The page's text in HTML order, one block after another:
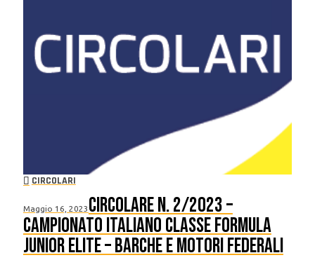
CIRCOLARI
Maggio 16, 2023Circolare n. 2/2023 –
Campionato Italiano classe Formula
Junior Elite – barche e motori federali